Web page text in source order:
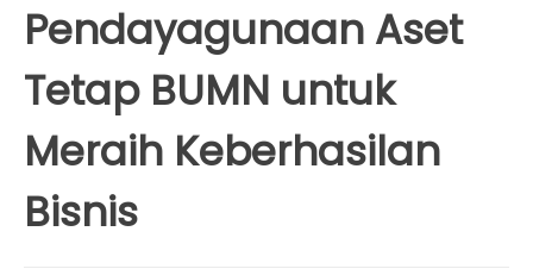
Pendayagunaan Aset
Tetap BUMN untuk
Meraih Keberhasilan
Bisnis